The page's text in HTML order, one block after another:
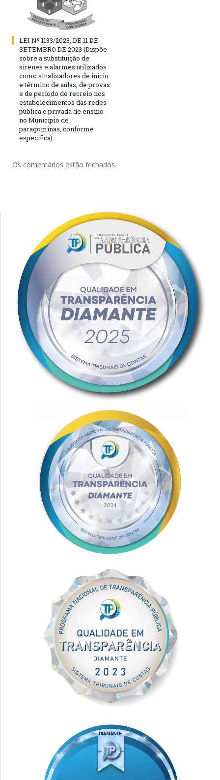
LEI Nº 1133/2023, DE 11 DE
SETEMBRO DE 2023 (Dispõe
sobre a substituição de
sirenes e alarmes utilizados
como sinalizadores de início
e término de aulas, de provas
e de período de recreio nos
estabelecimentos das redes
pública e privada de ensino
no Município de
paragominas, conforme
especifica)
Os comentários estão fechados.